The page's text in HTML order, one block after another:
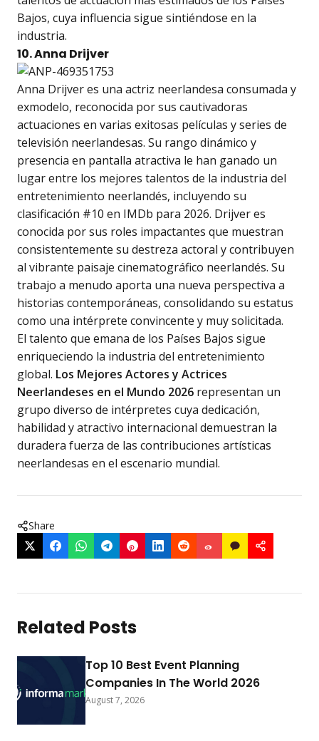
Bajos, cuya influencia sigue sintiéndose en la
industria.
10. Anna Drijver
Anna Drijver es una actriz neerlandesa consumada y
exmodelo, reconocida por sus cautivadoras
actuaciones en varias exitosas películas y series de
televisión neerlandesas. Su rango dinámico y
presencia en pantalla atractiva le han ganado un
lugar entre los mejores talentos de la industria del
entretenimiento neerlandés, incluyendo su
clasificación #10 en IMDb para 2026. Drijver es
conocida por sus roles impactantes que muestran
consistentemente su destreza actoral y contribuyen
al vibrante paisaje cinematográfico neerlandés. Su
trabajo a menudo aporta una nueva perspectiva a
historias contemporáneas, consolidando su estatus
como una intérprete convincente y muy solicitada.
El talento que emana de los Países Bajos sigue
enriqueciendo la industria del entretenimiento
global. Los Mejores Actores y Actrices
Neerlandeses en el Mundo 2026 representan un
grupo diverso de intérpretes cuya dedicación,
habilidad y atractivo internacional demuestran la
duradera fuerza de las contribuciones artísticas
neerlandesas en el escenario mundial.
Share
Related Posts
Top 10 Best Event Planning
Companies In The World 2026
August 7, 2026